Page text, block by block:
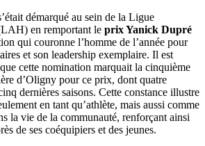
démarqué au sein de la Ligue
en remportant le prix Yanick Dupré
qui couronne l’homme de l’année pour
et son leadership exemplaire. Il est
cette nomination marquait la cinquième
d’Oligny pour ce prix, dont quatre
dernières saisons. Cette constance illustre
en tant qu’athlète, mais aussi comme
la vie de la communauté, renforçant ainsi
de ses coéquipiers et des jeunes.